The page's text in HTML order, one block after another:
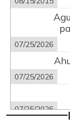
07/25/2026
07/25/2026
07/25/2026